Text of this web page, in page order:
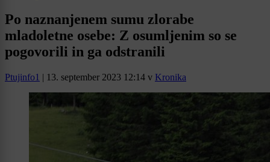
Po naznanjenem sumu zlorabe
mladoletne osebe: Z osumljenim so se
pogovorili in ga odstranili
Ptujinfo1 | 13. september 2023 12:14 v Kronika